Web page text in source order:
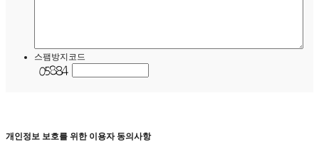
스팸방지코드
개인정보 보호를 위한 이용자 동의사항